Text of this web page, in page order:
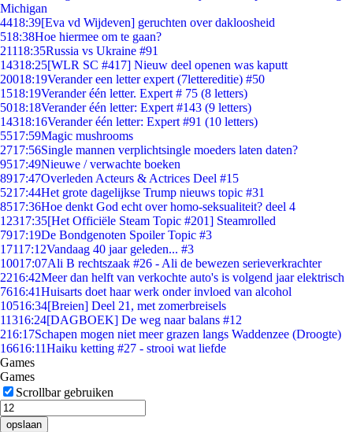
Michigan
4418:39[Eva vd Wijdeven] geruchten over dakloosheid
518:38Hoe hiermee om te gaan?
21118:35Russia vs Ukraine #91
14318:25[WLR SC #417] Nieuw deel openen was kaputt
20018:19Verander een letter expert (7lettereditie) #50
1518:19Verander één letter. Expert # 75 (8 letters)
5018:18Verander één letter: Expert #143 (9 letters)
14318:16Verander één letter: Expert #91 (10 letters)
5517:59Magic mushrooms
2717:56Single mannen verplichtsingle moeders laten daten?
9517:49Nieuwe / verwachte boeken
8917:47Overleden Acteurs & Actrices Deel #15
5217:44Het grote dagelijkse Trump nieuws topic #31
8517:36Hoe denkt God echt over homo-seksualiteit? deel 4
12317:35[Het Officiële Steam Topic #201] Steamrolled
7917:19De Bondgenoten Spoiler Topic #3
17117:12Vandaag 40 jaar geleden... #3
10017:07Ali B rechtszaak #26 - Ali de bewezen serieverkrachter
2216:42Meer dan helft van verkochte auto's is volgend jaar elektrisch
7616:41Huisarts doet haar werk onder invloed van alcohol
10516:34[Breien] Deel 21, met zomerbreisels
11316:24[DAGBOEK] De weg naar balans #12
216:17Schapen mogen niet meer grazen langs Waddenzee (Droogte)
16616:11Haiku ketting #27 - strooi wat liefde
Games
Games
Scrollbar gebruiken
opslaan